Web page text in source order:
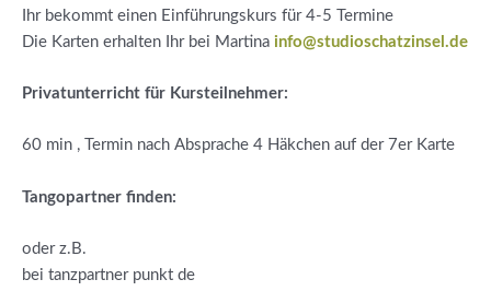
Ihr bekommt einen Einführungskurs für 4-5 Termine
Die Karten erhalten Ihr bei Martina info@studioschatzinsel.de
Privatunterricht für Kursteilnehmer:
60 min , Termin nach Absprache 4 Häkchen auf der 7er Karte
Tangopartner finden:
oder z.B.
bei tanzpartner punkt de